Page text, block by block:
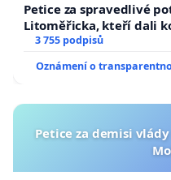
Petice za spravedlivé
Litoměřicka, kteří dali
a umírání zvířete natočili.
3 755 podpisů
Oznámení o
Petice za demisi